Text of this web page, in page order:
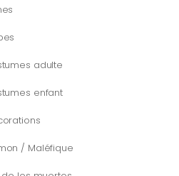
adulte
enfant
/ Maléfique